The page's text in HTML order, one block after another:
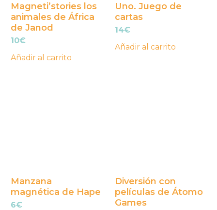
Magneti’stories los
animales de África
de Janod
10€
Añadir al carrito
Uno. Juego de
cartas
14€
Añadir al carrito
Manzana
magnética de Hape
6€
Diversión con
películas de Átomo
Games